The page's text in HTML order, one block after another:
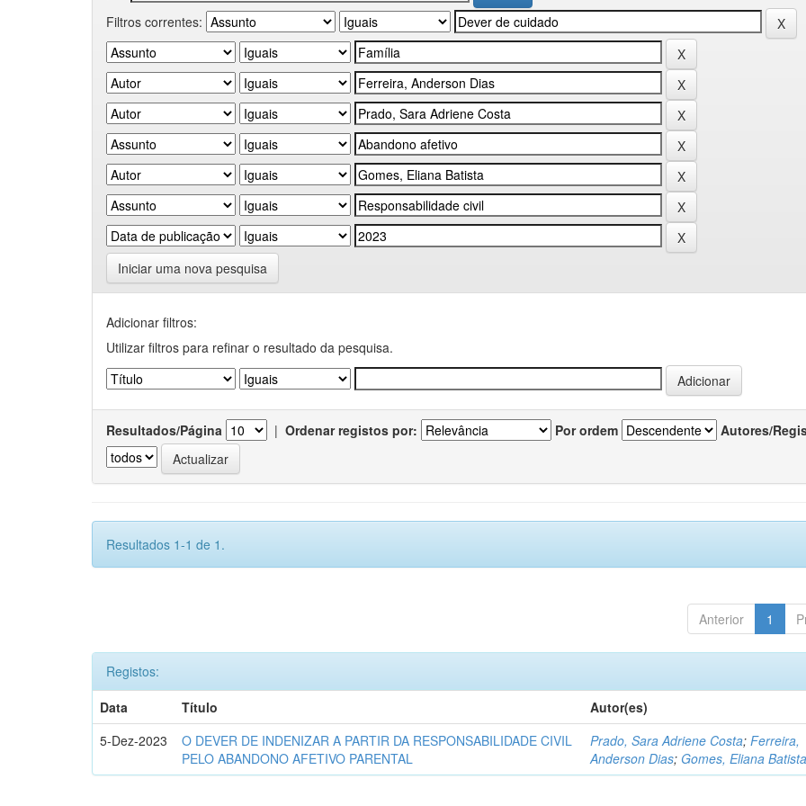
Filtros correntes:
Iniciar uma nova pesquisa
Adicionar filtros:
Utilizar filtros para refinar o resultado da pesquisa.
Resultados/Página | Ordenar registos por: Por ordem Autores/
Resultados 1-1 de 1.
Anterior 1
Registos:
Data
Título
Autor(es)
5-Dez-2023
O DEVER DE INDENIZAR A PARTIR DA RESPONSABILIDADE CIVIL
PELO ABANDONO AFETIVO PARENTAL
Prado, Sara Adriene Costa;Ferreira,
Anderson Dias; Gomes, Eliana Batista